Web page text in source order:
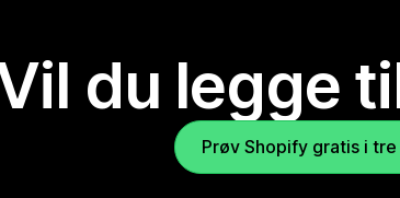
du legge
Prøv Shopify gratis i